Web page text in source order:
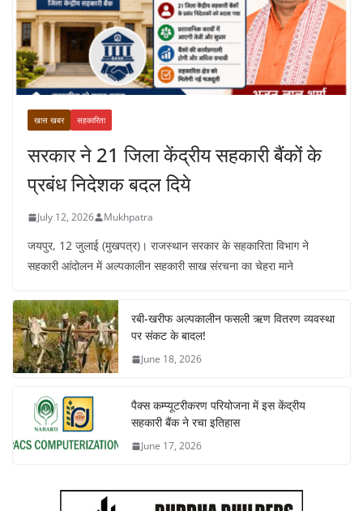
खास खबर सहकारिता
सरकार ने 21 जिला केंद्रीय सहकारी बैंकों के
प्रबंध निदेशक बदल दिये
July 12, 2026 Mukhpatra
जयपुर, 12 जुलाई (मुखपत्र)। राजस्थान सरकार के सहकारिता विभाग ने
सहकारी आंदोलन में अल्पकालीन सहकारी साख संरचना का चेहरा माने
रबी-खरीफ अल्पकालीन फसली ऋण वितरण व्यवस्था
पर संकट के बादल!
June 18, 2026
पैक्स कम्प्यूटरीकरण परियोजना में इस केंद्रीय
सहकारी बैंक ने रचा इतिहास
June 17, 2026